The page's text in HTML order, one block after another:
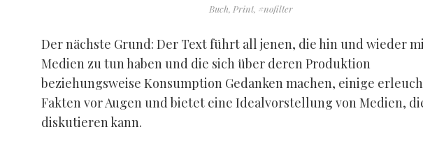
Buch, Print, #nofilter
Der nächste Grund: Der Text führt all jenen, die hin und wieder
Medien zu tun haben und die sich über deren Produktion
beziehungsweise Konsumption Gedanken machen, einige
Fakten vor Augen und bietet eine Idealvorstellung von Medien,
diskutieren kann.